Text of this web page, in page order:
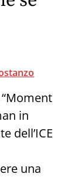
in
dell’ICE
una